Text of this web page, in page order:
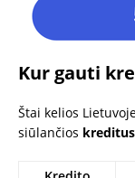
Kur gauti
Štai kelios
siūlančios